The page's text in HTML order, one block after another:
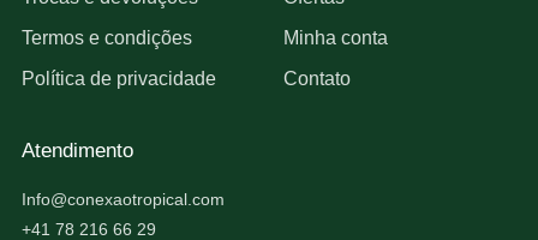
Termos e condições
Política de privacidade
Minha conta
Contato
Atendimento
Info@conexaotropical.com
+41 78 216 66 29